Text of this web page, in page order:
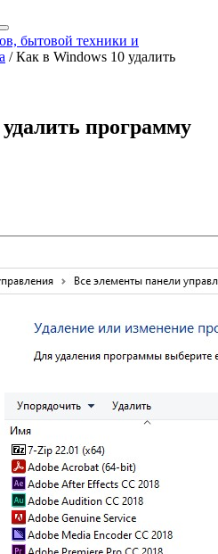
бытовой техники и
/Как в Windows 10 удалить
программу